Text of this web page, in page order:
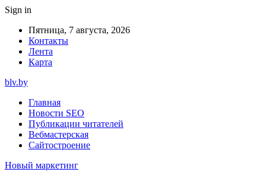
Sign in
Пятница, 7 августа, 2026
Контакты
Лента
Карта
blv.by
Главная
Новости SEO
Публикации читателей
Вебмастерская
Сайтостроение
Новый маркетинг